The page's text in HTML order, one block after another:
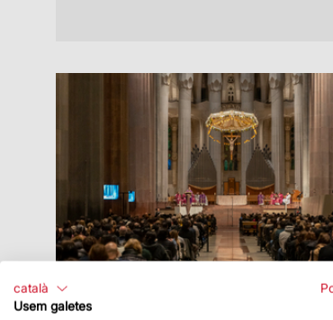
català
Usem galetes